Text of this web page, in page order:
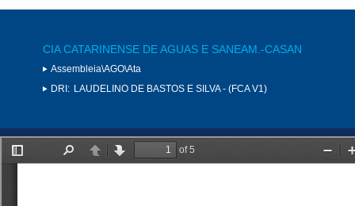
CIA CATARINENSE DE AGUAS E SANEAM.-CASAN
Assembleia\AGO\Ata
DRI: LAUDELINO DE BASTOS E SILVA - (FCA V1)